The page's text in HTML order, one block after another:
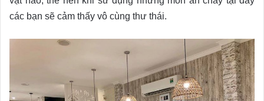
các bạn sẽ cảm thấy vô cùng thư thái.